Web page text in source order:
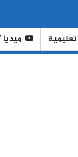
ميديا CHP TV